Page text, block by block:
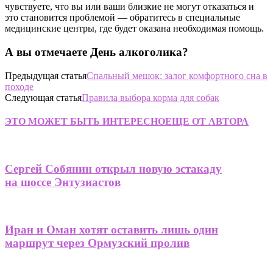
чувствуете, что вы или ваши близкие не могут отказаться и
это становится проблемой — обратитесь в специальные
медицинские центры, где будет оказана необходимая помощь.
А вы отмечаете День алкоголика?
Предыдущая статьяСпальный мешок: залог комфортного сна в
походе
Следующая статьяПравила выбора корма для собак
ЭТО МОЖЕТ БЫТЬ ИНТЕРЕСНОЕЩЕ ОТ АВТОРА
Сергей Собянин открыл новую эстакаду
на шоссе Энтузиастов
Иран и Оман хотят оставить лишь один
маршрут через Ормузский пролив